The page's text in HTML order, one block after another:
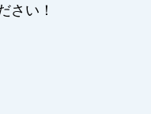
さい！